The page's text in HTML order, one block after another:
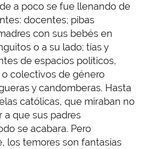
a poco se fue llenando de
docentes; pibas
con sus bebés en
o a su lado; tías y
de espacios políticos,
colectivos de género
y candomberas. Hasta
católicas, que miraban no
que sus padres
se acabara. Pero
los temores son fantasías